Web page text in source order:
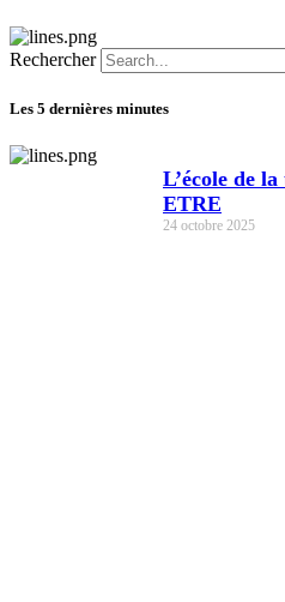
Rechercher
Les 5 dernières minutes
L’école de
ETRE
24 octobre 2025